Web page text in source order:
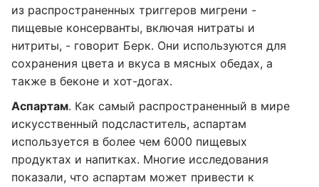
из распространенных триггеров мигрени -
пищевые консерванты, включая нитраты и
нитриты, - говорит Берк. Они используются для
сохранения цвета и вкуса в мясных обедах, а
также в беконе и хот-догах.
Аспартам. Как самый распространенный в мире
искусственный подсластитель, аспартам
используется в более чем 6000 пищевых
продуктах и ​​напитках. Многие исследования
показали, что аспартам может привести к